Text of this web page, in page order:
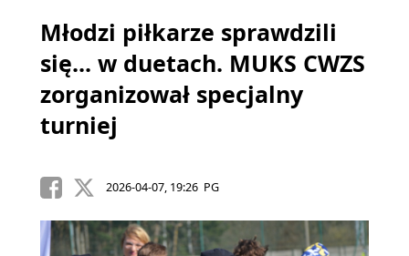
Młodzi piłkarze sprawdzili
się... w duetach. MUKS CWZS
zorganizował specjalny
turniej
2026-04-07, 19:26 PG